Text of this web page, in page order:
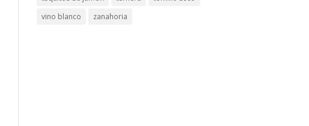
vino blanco
zanahoria